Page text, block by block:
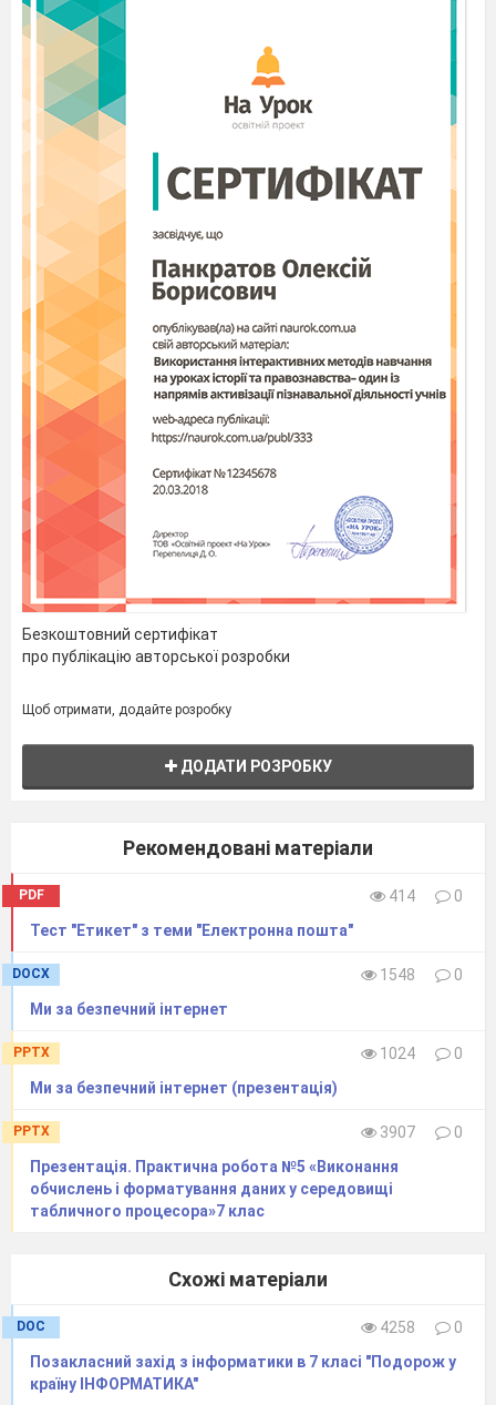
Безкоштовний сертифікат
про публікацію авторської розробки
Щоб отримати, додайте розробку
ДОДАТИ РОЗРОБКУ
Рекомендовані матеріали
PDF 414
0
Тест "Етикет" з теми "Електронна пошта"
DOCX 1548
0
Ми за безпечний інтернет
PPTX 1024
0
Ми за безпечний інтернет (презентація)
PPTX 3907
0
Презентація. Практична робота №5 «Виконання
обчислень і форматування даних у середовищі
табличного процесора»7 клас
Схожі матеріали
DOC 4258
0
Позакласний захід з інформатики в 7 класі "Подорож у
країну ІНФОРМАТИКА"